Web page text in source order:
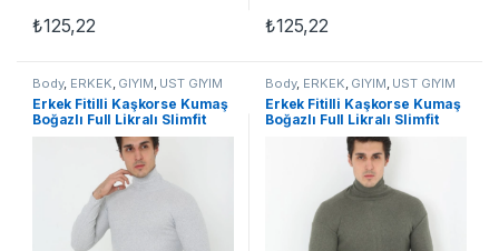
₺125,22 ₺125,22
Body, ERKEK, GİYİM, ÜST GİYİM
Erkek Fitilli Kaşkorse Kumaş
Boğazlı Full Likralı Slimfit
Body, ERKEK, GİYİM, ÜST GİYİM
Erkek Fitilli Kaşkorse Kumaş
Boğazlı Full Likralı Slimfit